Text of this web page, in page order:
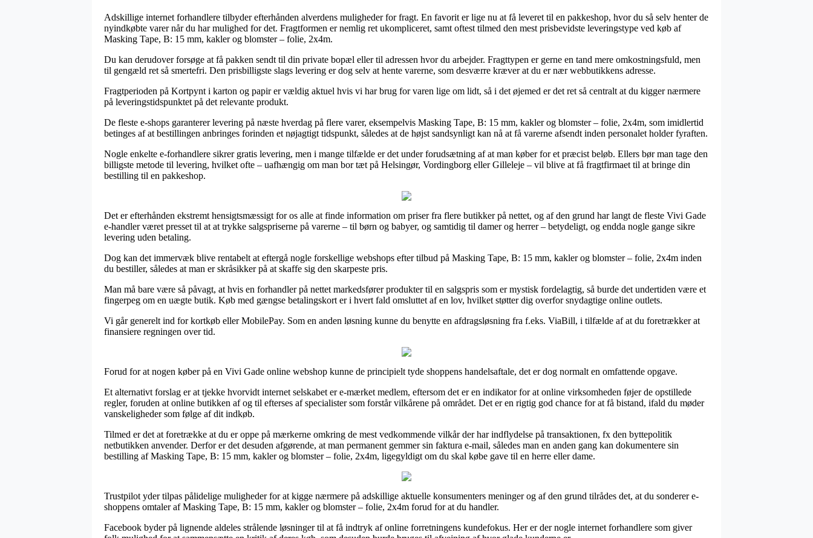
Adskillige internet forhandlere tilbyder efterhånden alverdens muligheder for fragt. En favorit er lige nu at få leveret til en pakkeshop, hvor du så selv henter de
nyindkøbte varer når du har mulighed for det. Fragtformen er nemlig ret ukompliceret, samt oftest tilmed den mest prisbevidste leveringstype ved køb af
Masking Tape, B: 15 mm, kakler og blomster – folie, 2x4m.
Du kan derudover forsøge at få pakken sendt til din private bopæl eller til adressen hvor du arbejder. Fragttypen er gerne en tand mere omkostningsfuld, men
til gengæld ret så smertefri. Den prisbilligste slags levering er dog selv at hente varerne, som desværre kræver at du er nær webbutikkens adresse.
Fragtperioden på Kortpynt i karton og papir er vældig aktuel hvis vi har brug for varen lige om lidt, så i det øjemed er det ret så centralt at du kigger nærmere
på leveringstidspunktet på det relevante produkt.
De fleste e-shops garanterer levering på næste hverdag på flere varer, eksempelvis Masking Tape, B: 15 mm, kakler og blomster – folie, 2x4m, som imidlertid
betinges af at bestillingen anbringes forinden et nøjagtigt tidspunkt, således at de højst sandsynligt kan nå at få varerne afsendt inden personalet holder fyraften.
Nogle enkelte e-forhandlere sikrer gratis levering, men i mange tilfælde er det under forudsætning af at man køber for et præcist beløb. Ellers bør man tage den
billigste metode til levering, hvilket ofte – uafhængig om man bor tæt på Helsingør, Vordingborg eller Gilleleje – vil blive at få fragtfirmaet til at bringe din
bestilling til en pakkeshop.
Det er efterhånden ekstremt hensigtsmæssigt for os alle at finde information om priser fra flere butikker på nettet, og af den grund har langt de fleste Vivi Gade
e-handler været presset til at at trykke salgspriserne på varerne – til børn og babyer, og samtidig til damer og herrer – betydeligt, og endda nogle gange sikre
levering uden betaling.
Dog kan det immervæk blive rentabelt at eftergå nogle forskellige webshops efter tilbud på Masking Tape, B: 15 mm, kakler og blomster – folie, 2x4m inden
du bestiller, således at man er skråsikker på at skaffe sig den skarpeste pris.
Man må bare være så påvagt, at hvis en forhandler på nettet markedsfører produkter til en salgspris som er mystisk fordelagtig, så burde det undertiden være et
fingerpeg om en uægte butik. Køb med gængse betalingskort er i hvert fald omsluttet af en lov, hvilket støtter dig overfor snydagtige online outlets.
Vi går generelt ind for kortkøb eller MobilePay. Som en anden løsning kunne du benytte en afdragsløsning fra f.eks. ViaBill, i tilfælde af at du foretrækker at
finansiere regningen over tid.
Forud for at nogen køber på en Vivi Gade online webshop kunne de principielt tyde shoppens handelsaftale, det er dog normalt en omfattende opgave.
Et alternativt forslag er at tjekke hvorvidt internet selskabet er e-mærket medlem, eftersom det er en indikator for at online virksomheden føjer de opstillede
regler, foruden at online butikken af og til efterses af specialister som forstår vilkårene på området. Det er en rigtig god chance for at få bistand, ifald du møder
vanskeligheder som følge af dit indkøb.
Tilmed er det at foretrække at du er oppe på mærkerne omkring de mest vedkommende vilkår der har indflydelse på transaktionen, fx den byttepolitik
netbutikken anvender. Derfor er det desuden afgørende, at man permanent gemmer sin faktura e-mail, således man en anden gang kan dokumentere sin
bestilling af Masking Tape, B: 15 mm, kakler og blomster – folie, 2x4m, ligegyldigt om du skal købe gave til en herre eller dame.
Trustpilot yder tilpas pålidelige muligheder for at kigge nærmere på adskillige aktuelle konsumenters meninger og af den grund tilrådes det, at du sonderer e-
shoppens omtaler af Masking Tape, B: 15 mm, kakler og blomster – folie, 2x4m forud for at du handler.
Facebook byder på lignende aldeles strålende løsninger til at få indtryk af online forretningens kundefokus. Her er der nogle internet forhandlere som giver